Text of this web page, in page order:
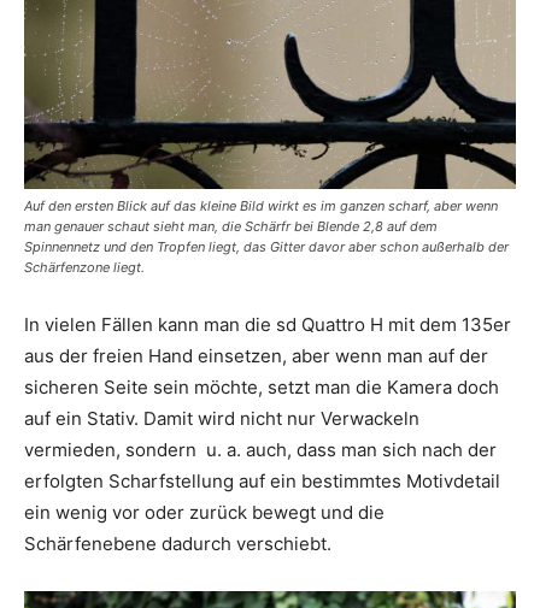
Auf den ersten Blick auf das kleine Bild wirkt es im ganzen scharf, aber wenn
man genauer schaut sieht man, die Schärfr bei Blende 2,8 auf dem
Spinnennetz und den Tropfen liegt, das Gitter davor aber schon außerhalb der
Schärfenzone liegt.
In vielen Fällen kann man die sd Quattro H mit dem 135er
aus der freien Hand einsetzen, aber wenn man auf der
sicheren Seite sein möchte, setzt man die Kamera doch
auf ein Stativ. Damit wird nicht nur Verwackeln
vermieden, sondern u. a. auch, dass man sich nach der
erfolgten Scharfstellung auf ein bestimmtes Motivdetail
ein wenig vor oder zurück bewegt und die
Schärfenebene dadurch verschiebt.